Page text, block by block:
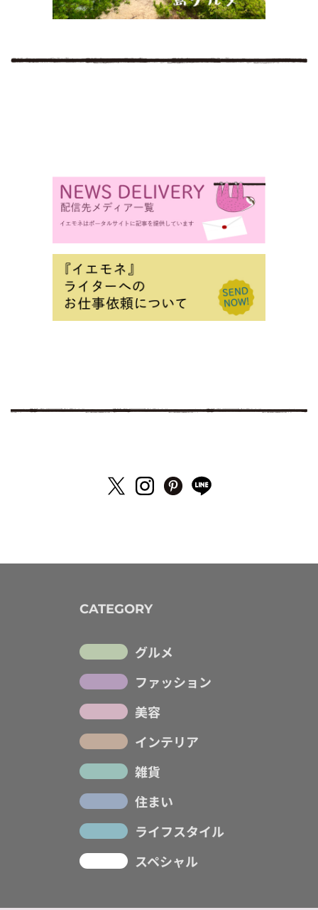
CATEGORY
グルメ
ファッション
美容
インテリア
雑貨
住まい
ライフスタイル
スペシャル